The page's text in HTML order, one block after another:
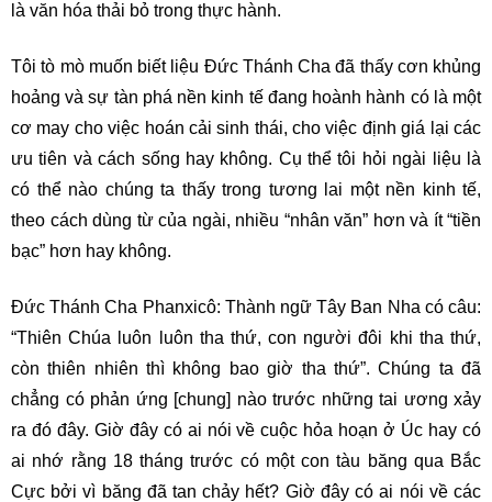
là văn hóa thải bỏ trong thực hành.
Tôi tò mò muốn biết liệu Đức Thánh Cha đã thấy cơn khủng
hoảng và sự tàn phá nền kinh tế đang hoành hành có là một
cơ may cho việc hoán cải sinh thái, cho việc định giá lại các
ưu tiên và cách sống hay không. Cụ thể tôi hỏi ngài liệu là
có thể nào chúng ta thấy trong tương lai một nền kinh tế,
theo cách dùng từ của ngài, nhiều “nhân văn” hơn và ít “tiền
bạc” hơn hay không.
Đức Thánh Cha Phanxicô: Thành ngữ Tây Ban Nha có câu:
“Thiên Chúa luôn luôn tha thứ, con người đôi khi tha thứ,
còn thiên nhiên thì không bao giờ tha thứ”. Chúng ta đã
chẳng có phản ứng [chung] nào trước những tai ương xảy
ra đó đây. Giờ đây có ai nói về cuộc hỏa hoạn ở Úc hay có
ai nhớ rằng 18 tháng trước có một con tàu băng qua Bắc
Cực bởi vì băng đã tan chảy hết? Giờ đây có ai nói về các